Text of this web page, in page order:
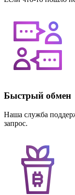
Быстрый обмен
Наша служба
запрос.